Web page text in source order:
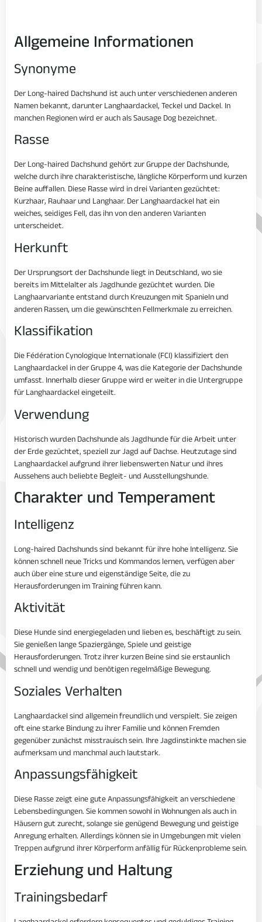
Allgemeine Informationen
Synonyme
Der Long-haired Dachshund ist auch unter verschiedenen anderen
Namen bekannt, darunter Langhaardackel, Teckel und Dackel. In
manchen Regionen wird er auch als Sausage Dog bezeichnet.
Rasse
Der Long-haired Dachshund gehört zur Gruppe der Dachshunde,
welche durch ihre charakteristische, längliche Körperform und kurzen
Beine auffallen. Diese Rasse wird in drei Varianten gezüchtet:
Kurzhaar, Rauhaar und Langhaar. Der Langhaardackel hat ein
weiches, seidiges Fell, das ihn von den anderen Varianten
unterscheidet.
Herkunft
Der Ursprungsort der Dachshunde liegt in Deutschland, wo sie
bereits im Mittelalter als Jagdhunde gezüchtet wurden. Die
Langhaarvariante entstand durch Kreuzungen mit Spanieln und
anderen Rassen, um die gewünschten Fellmerkmale zu erreichen.
Klassifikation
Die Fédération Cynologique Internationale (FCI) klassifiziert den
Langhaardackel in der Gruppe 4, was die Kategorie der Dachshunde
umfasst. Innerhalb dieser Gruppe wird er weiter in die Untergruppe
für Langhaardackel eingeteilt.
Verwendung
Historisch wurden Dachshunde als Jagdhunde für die Arbeit unter
der Erde gezüchtet, speziell zur Jagd auf Dachse. Heutzutage sind
Langhaardackel aufgrund ihrer liebenswerten Natur und ihres
Aussehens auch beliebte Begleit- und Ausstellungshunde.
Charakter und Temperament
Intelligenz
Long-haired Dachshunds sind bekannt für ihre hohe Intelligenz. Sie
können schnell neue Tricks und Kommandos lernen, verfügen aber
auch über eine sture und eigenständige Seite, die zu
Herausforderungen im Training führen kann.
Aktivität
Diese Hunde sind energiegeladen und lieben es, beschäftigt zu sein.
Sie genießen lange Spaziergänge, Spiele und geistige
Herausforderungen. Trotz ihrer kurzen Beine sind sie erstaunlich
schnell und wendig und benötigen regelmäßige Bewegung.
Soziales Verhalten
Langhaardackel sind allgemein freundlich und verspielt. Sie zeigen
oft eine starke Bindung zu ihrer Familie und können Fremden
gegenüber zunächst misstrauisch sein. Ihre Jagdinstinkte machen sie
aufmerksam und manchmal auch lautstark.
Anpassungsfähigkeit
Diese Rasse zeigt eine gute Anpassungsfähigkeit an verschiedene
Lebensbedingungen. Sie kommen sowohl in Wohnungen als auch in
Häusern gut zurecht, solange sie genügend Bewegung und geistige
Anregung erhalten. Allerdings können sie in Umgebungen mit vielen
Treppen aufgrund ihrer Körperform anfällig für Rückenprobleme sein.
Erziehung und Haltung
Trainingsbedarf